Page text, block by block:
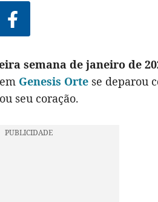
semana de janeiro de
Genesis Orte se deparou
seu coração.